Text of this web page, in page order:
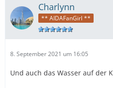
Charlynn
** AIDAFanGirl **
8. September 2021 um 16:05
Und auch das Wasser auf der